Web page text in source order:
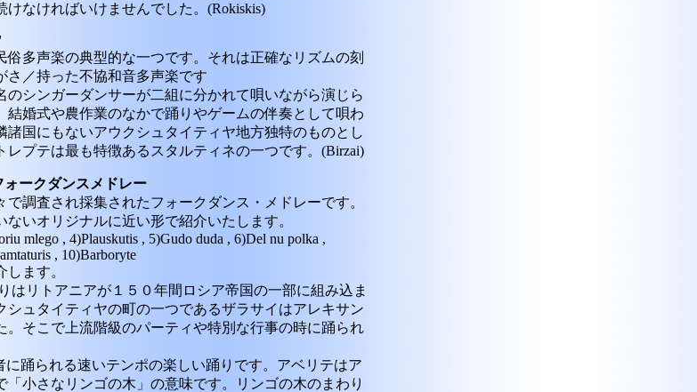
けなければいけませんでした。(Rokiskis)
俗多声楽の典型的な一つです。それは正確なリズムの刻
さ／持った不協和音多声楽です
のシンガーダンサーが二組に分かれて唄いながら演じら
結婚式や農作業のなかで踊りやゲームの伴奏として唄わ
諸国にもないアウクシュタイティヤ地方独特のものとし
レプテは最も特徴あるスタルティネの一つです。(Birzai)
ークダンスメドレー
調査され採集されたフォークダンス・メドレーです。
いオリジナルに近い形で紹介いたします。
mlego , 4)Plauskutis , 5)Gudo duda , 6)Del nu polka ,
, 10)Barboryte
ます。
はリトアニアが１５０年間ロシア帝国の一部に組み込ま
シュタイティヤの町の一つであるザラサイはアレキサン
。そこで上流階級のパーティや特別な行事の時に踊られ
に踊られる速いテンポの楽しい踊りです。アベリテはア
「小さなリンゴの木」の意味です。リンゴの木のまわり